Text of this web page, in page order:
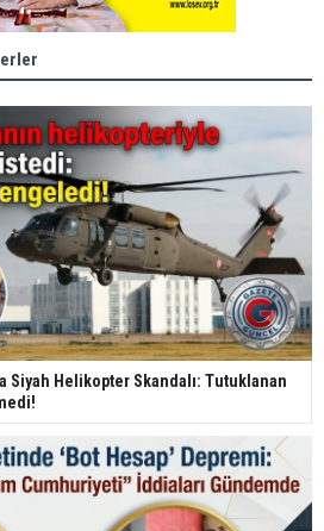
Siyah Helikopter Skandalı: Tutuklanan